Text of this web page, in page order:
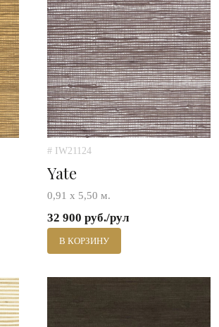
# IW21124
Yate
0,91 х 5,50 м.
32 900 руб./рул
В КОРЗИНУ